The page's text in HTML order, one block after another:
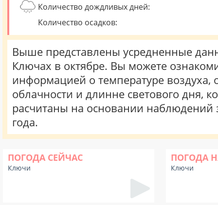
Количество дождливых дней:
Количество осадков:
Выше представлены усредненные
Ключах в октябре. Вы можете
информацией о температуре воздуха,
облачности и длинне светового дня,
расчитаны на основании наблюдений
года.
ПОГОДА СЕЙЧАС
Ключи
ПОГОДА
Ключи